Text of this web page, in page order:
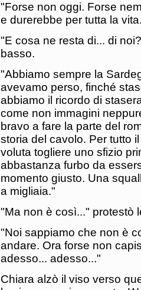
"Forse non oggi. Forse
e durerebbe per tutta la
"E cosa ne resta di... di
basso.
"Abbiamo sempre la
avevamo perso, finché
abbiamo il ricordo di
come non immagini
bravo a fare la parte del
storia del cavolo. Per tutto
voluta togliere uno sfizio
abbastanza furbo da
momento giusto. Una
a migliaia."
"Ma non è così..." protestò
"Noi sappiamo che non è
andare. Ora forse non
adesso... adesso..."
Chiara alzò il viso verso